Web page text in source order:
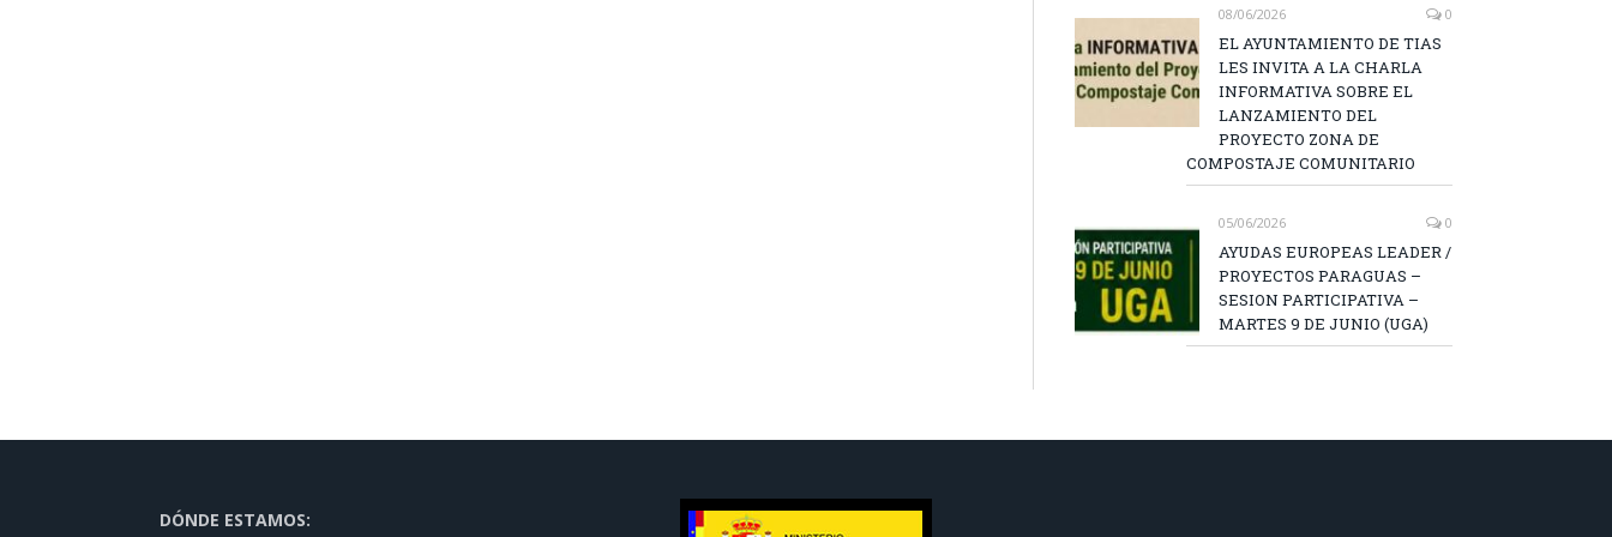
08/06/2026 0
EL AYUNTAMIENTO DE TIAS
LES INVITA A LA CHARLA
INFORMATIVA SOBRE EL
LANZAMIENTO DEL
PROYECTO ZONA DE
COMPOSTAJE COMUNITARIO
05/06/2026 0
AYUDAS EUROPEAS LEADER /
PROYECTOS PARAGUAS –
SESION PARTICIPATIVA –
MARTES 9 DE JUNIO (UGA)
DÓNDE ESTAMOS: